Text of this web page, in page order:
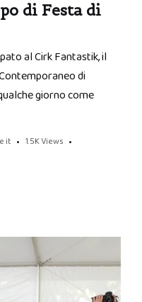
di Festa di
al Cirk Fantastik, il
di
giorno come
it 1.5K Views